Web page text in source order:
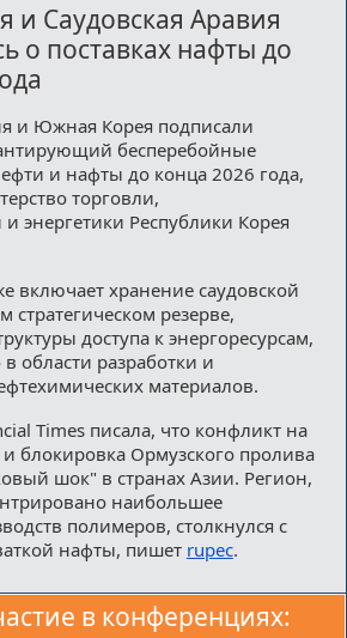
соглашение
Медиакит
Контакты
и Саудовская Аравия
о поставках нафты до
и Южная Корея подписали
бесперебойные
и нафты до конца 2026 года,
торговли,
энергетики Республики Корея
включает хранение саудовской
стратегическом резерве,
доступа к энергоресурсам,
области разработки и
материалов.
Times писала, что конфликт на
блокировка Ормузского пролива
шок" в странах Азии. Регион,
наибольшее
полимеров, столкнулся с
нафты, пишет rupec.
в конференциях: